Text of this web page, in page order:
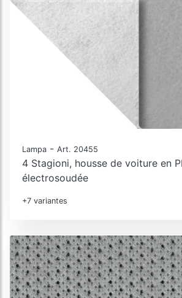
Lampa - Art. 20455
4 Stagioni, housse de voiture en
électrosoudée
+7 variantes